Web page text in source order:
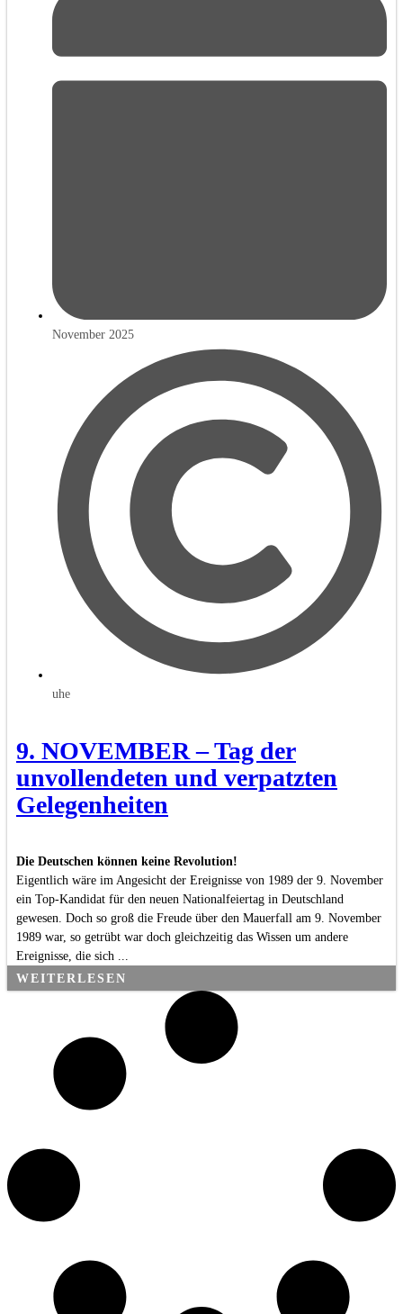
November 2025
uhe
9. NOVEMBER – Tag der
unvollendeten und verpatzten
Gelegenheiten
Die Deutschen können keine Revolution!
Eigentlich wäre im Angesicht der Ereignisse von 1989 der 9. November
ein Top-Kandidat für den neuen Nationalfeiertag in Deutschland
gewesen. Doch so groß die Freude über den Mauerfall am 9. November
1989 war, so getrübt war doch gleichzeitig das Wissen um andere
Ereignisse, die sich ...
WEITERLESEN